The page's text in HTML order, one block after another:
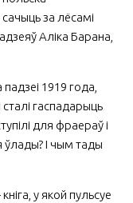
за лёсамі
Аліка Барана,
1919 года,
сталі гаспадарыць
для фраераў і
І чым тады
у якой пульсуе